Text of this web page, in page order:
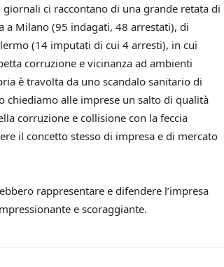
ci raccontano di una grande retata di
Milano (95 indagati, 48 arrestati), di
(14 imputati di cui 4 arresti), in cui
corruzione e vicinanza ad ambienti
è travolta da uno scandalo sanitario di
chiediamo alle imprese un salto di qualità
corruzione e collisione con la feccia
il concetto stesso di impresa e di mercato
rappresentare e difendere l’impresa
e scoraggiante.